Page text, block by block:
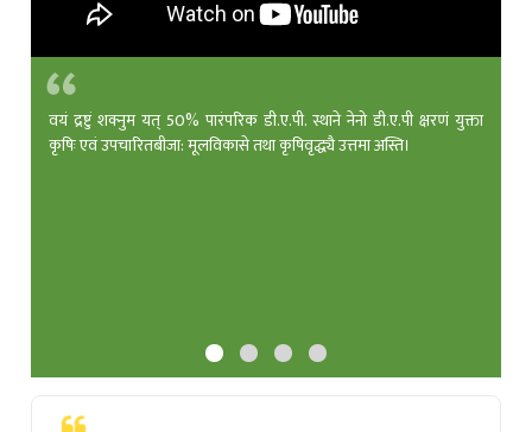
वयं द्रष्टुं शक्नुम यत् 50% पारंपरिक डी.ए.पी. स्थाने नेनो डी.ए.पी क्षरणं युक्ता
कृषिः एवं उपचारितबीजा: मूलविकासे तथा कृषिवृद्ध्यै उत्तमा अस्ति।